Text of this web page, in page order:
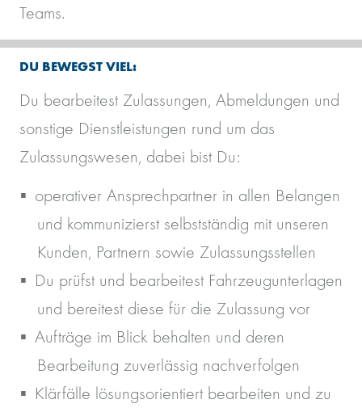
Teams.
DU BEWEGST VIEL:
Du bearbeitest Zulassungen, Abmeldungen und
sonstige Dienstleistungen rund um das
Zulassungswesen, dabei bist Du:
operativer Ansprechpartner in allen Belangen
und kommunizierst selbstständig mit unseren
Kunden, Partnern sowie Zulassungsstellen
Du prüfst und bearbeitest Fahrzeugunterlagen
und bereitest diese für die Zulassung vor
Aufträge im Blick behalten und deren
Bearbeitung zuverlässig nachverfolgen
Klärfälle lösungsorientiert bearbeiten und zu